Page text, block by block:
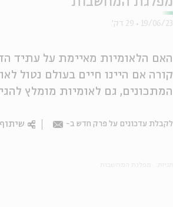
19/06/23 29 דק'
האם הלאומיות מאיימת על עתיד
קורה אם היינו חיים בעולם נטול
המתכונים, גם לאומיות מומלץ
לקבלת עדכונים על פרק חדש ב- Email שיתוף